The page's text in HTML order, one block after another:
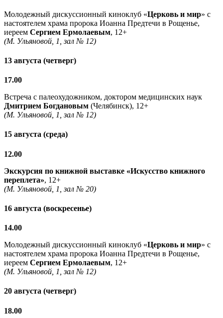
Молодежный дискуссионный киноклуб «Церковь и мир» с
настоятелем храма пророка Иоанна Предтечи в Рощенье,
иереем Сергием Ермолаевым, 12+
(М. Ульяновой, 1, зал № 12)
13 августа (четверг)
17.00
Встреча с палеохудожником, доктором медицинских наук
Дмитрием Богдановым (Челябинск), 12+
(М. Ульяновой, 1, зал № 12)
15 августа (среда)
12.00
Экскурсия по книжной выставке «Искусство книжного
переплета», 12+
(М. Ульяновой, 1, зал № 20)
16 августа (воскресенье)
14.00
Молодежный дискуссионный киноклуб «Церковь и мир» с
настоятелем храма пророка Иоанна Предтечи в Рощенье,
иереем Сергием Ермолаевым, 12+
(М. Ульяновой, 1, зал № 12)
20 августа (четверг)
18.00